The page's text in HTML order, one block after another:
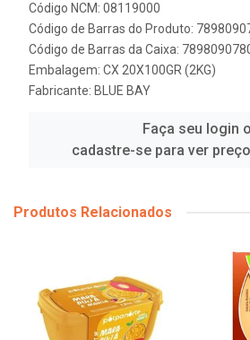
Código NCM: 08119000
Código de Barras do Produto:
Código de Barras da Caixa:
Embalagem: CX 20X100GR (2KG)
Fabricante: BLUE BAY
Faça seu login
cadastre-se para ver
Produtos Relacionados